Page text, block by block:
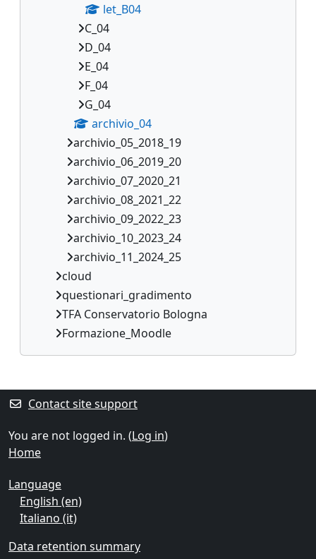
let_B04
C_04
D_04
E_04
F_04
G_04
archivio_04
archivio_05_2018_19
archivio_06_2019_20
archivio_07_2020_21
archivio_08_2021_22
archivio_09_2022_23
archivio_10_2023_24
archivio_11_2024_25
cloud
questionari_gradimento
TFA Conservatorio Bologna
Formazione_Moodle
Supplementary blocks
Contact site support
You are not logged in. (Log in)
Home
Language
English ‎(en)‎
Italiano ‎(it)‎
Data retention summary